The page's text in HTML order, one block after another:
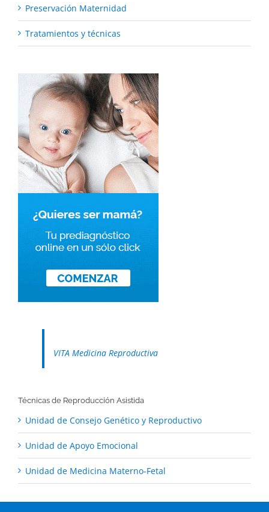
Preservación Maternidad
Tratamientos y técnicas
VITA Medicina Reproductiva
Técnicas de Reproducción Asistida
Unidad de Consejo Genético y Reproductivo
Unidad de Apoyo Emocional
Unidad de Medicina Materno-Fetal